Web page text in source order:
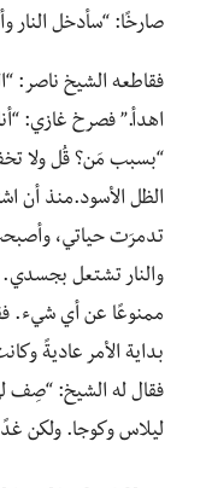
صارخًا: “سأدخل النار
فقاطعه الشيخ ناصر:
اهدأ.” فصرخ غازي:
“بسبب مَن؟ قُل ولا
الظل الأسود.منذ أن
تدمرَت حياتي،
والنار تشتعل
ممنوعًا عن أي شيء.
بداية الأمر عاديةً
فقال له الشيخ: “صِف
ليلاس وكوجا. ولكن